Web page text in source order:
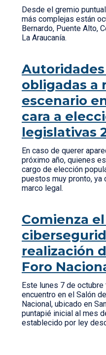
Desde el gremio
más complejas están
Bernardo, Puente Alto,
La Araucanía.
obligadas a
escenario
cara a
legislativas
En caso de querer
próximo año, quienes
cargo de elección
puestos muy pronto, ya
marco legal.
Comienza
realización
Foro
Este lunes 7 de octubre
encuentro en el Salón
Nacional, ubicado en
puntapié inicial al mes
establecido por ley